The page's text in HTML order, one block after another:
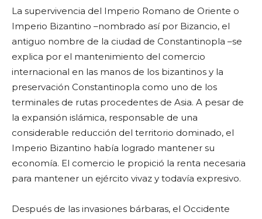
La supervivencia del Imperio Romano de Oriente o
Imperio Bizantino –nombrado así por Bizancio, el
antiguo nombre de la ciudad de Constantinopla –se
explica por el mantenimiento del comercio
internacional en las manos de los bizantinos y la
preservación Constantinopla como uno de los
terminales de rutas procedentes de Asia. A pesar de
la expansión islámica, responsable de una
considerable reducción del territorio dominado, el
Imperio Bizantino había logrado mantener su
economía. El comercio le propició la renta necesaria
para mantener un ejército vivaz y todavía expresivo.
Después de las invasiones bárbaras, el Occidente